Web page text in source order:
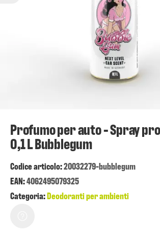
Profumo per auto - Spray
0,1 L Bubblegum
Codice articolo:20032279-bubblegum
EAN:4062495079325
Categoria:Deodoranti per ambienti